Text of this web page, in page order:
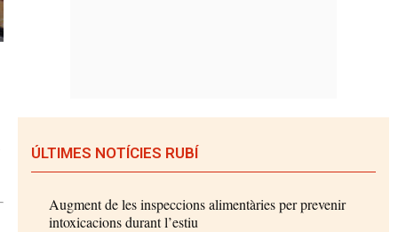
ÚLTIMES NOTÍCIES RUBÍ
Augment de les inspeccions alimentàries per prevenir
intoxicacions durant l’estiu